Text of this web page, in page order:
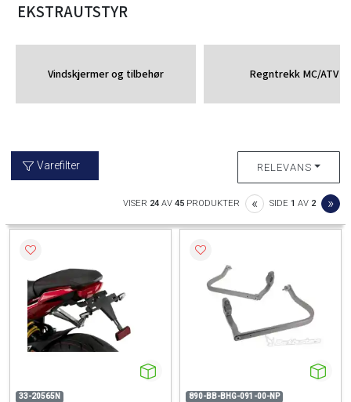
EKSTRAUTSTYR
Vindskjermer og tilbehør Regntrekk MC/ATV
Varefilter RELEVANS
VISER 24 AV 45 PRODUKTER «PREVIOUS
SIDE 1 AV 2 »
33-20565N 890-BB-BHG-091-00-NP